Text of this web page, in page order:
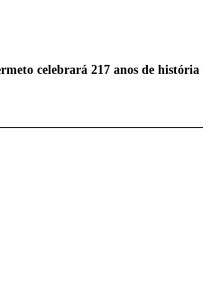
celebrará 217 anos de história